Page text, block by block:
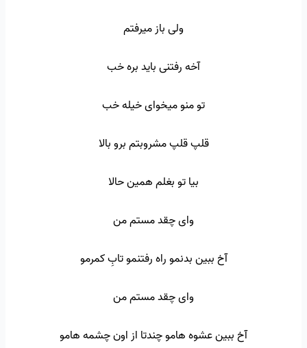
ولی باز میرفتم
آخه رفتنی باید بره خب
تو منو میخوای خیله خب
قلپ قلپ مشروبتم برو بالا
بیا تو بغلم همین حالا
وای چقد مستم من
آخ ببین بدنمو راه رفتنمو تابِ کمرمو
وای چقد مستم من
آخ ببین عشوه هامو چندتا از اون چشمه هامو